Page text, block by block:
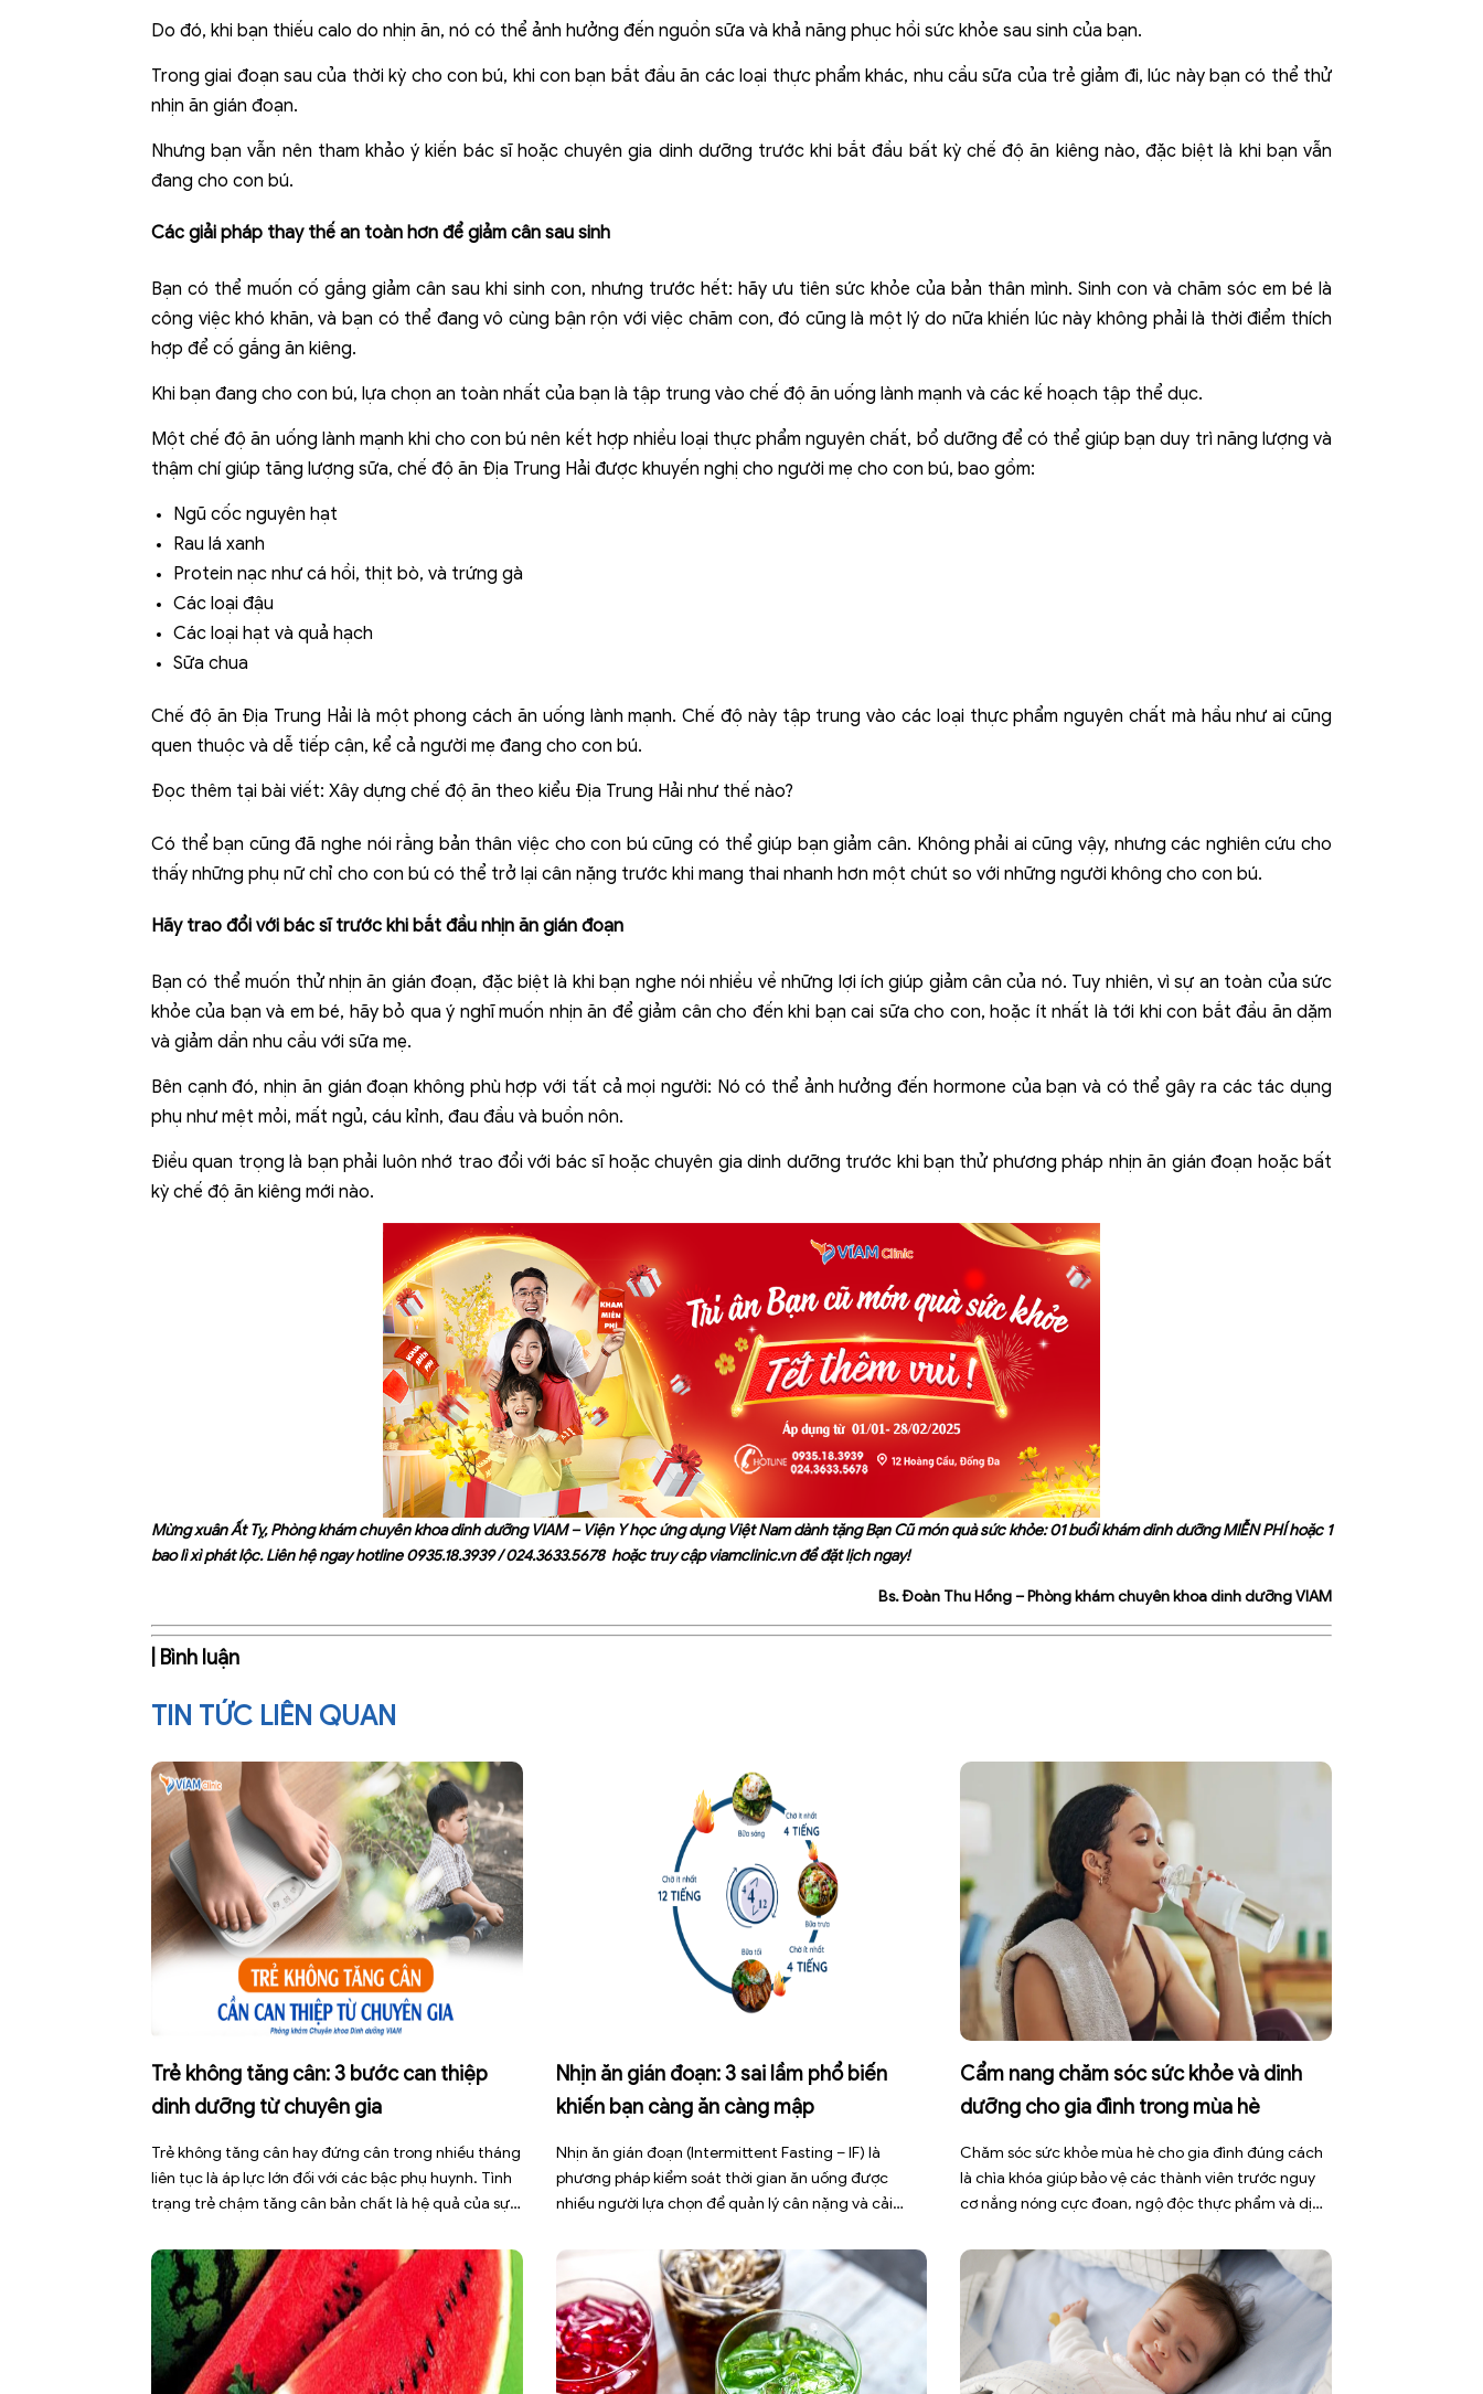
Do đó, khi bạn thiếu calo do nhịn ăn, nó có thể ảnh hưởng đến nguồn sữa và khả năng phục hồi sức khỏe sau sinh của bạn.
Trong giai đoạn sau của thời kỳ cho con bú, khi con bạn bắt đầu ăn các loại thực phẩm khác, nhu cầu sữa của trẻ giảm đi, lúc này bạn có thể thử
nhịn ăn gián đoạn.
Nhưng bạn vẫn nên tham khảo ý kiến ​​bác sĩ hoặc chuyên gia dinh dưỡng trước khi bắt đầu bất kỳ chế độ ăn kiêng nào, đặc biệt là khi bạn vẫn
đang cho con bú.
Các giải pháp thay thế an toàn hơn để giảm cân sau sinh
Bạn có thể muốn cố gắng giảm cân sau khi sinh con, nhưng trước hết: hãy ưu tiên sức khỏe của bản thân mình. Sinh con và chăm sóc em bé là
công việc khó khăn, và bạn có thể đang vô cùng bận rộn với việc chăm con, đó cũng là một lý do nữa khiến lúc này không phải là thời điểm thích
hợp để cố gắng ăn kiêng.
Khi bạn đang cho con bú, lựa chọn an toàn nhất của bạn là tập trung vào chế độ ăn uống lành mạnh và các kế hoạch tập thể dục.
Một chế độ ăn uống lành mạnh khi cho con bú nên kết hợp nhiều loại thực phẩm nguyên chất, bổ dưỡng để có thể giúp bạn duy trì năng lượng và
thậm chí giúp tăng lượng sữa, chế độ ăn Địa Trung Hải được khuyến nghị cho người mẹ cho con bú, bao gồm:
Ngũ cốc nguyên hạt
Rau lá xanh
Protein nạc như cá hồi, thịt bò, và trứng gà
Các loại đậu
Các loại hạt và quả hạch
Sữa chua
Chế độ ăn Địa Trung Hải là một phong cách ăn uống lành mạnh. Chế độ này tập trung vào các loại thực phẩm nguyên chất mà hầu như ai cũng
quen thuộc và dễ tiếp cận, kể cả người mẹ đang cho con bú.
Đọc thêm tại bài viết: Xây dựng chế độ ăn theo kiểu Địa Trung Hải như thế nào?
Có thể bạn cũng đã nghe nói rằng bản thân việc cho con bú cũng có thể giúp bạn giảm cân. Không phải ai cũng vậy, nhưng các nghiên cứu cho
thấy những phụ nữ chỉ cho con bú có thể trở lại cân nặng trước khi mang thai nhanh hơn một chút so với những người không cho con bú.
Hãy trao đổi với bác sĩ trước khi bắt đầu nhịn ăn gián đoạn
Bạn có thể muốn thử nhịn ăn gián đoạn, đặc biệt là khi bạn nghe nói nhiều về những lợi ích giúp giảm cân của nó. Tuy nhiên, vì sự an toàn của sức
khỏe của bạn và em bé, hãy bỏ qua ý nghĩ muốn nhịn ăn để giảm cân cho đến khi bạn cai sữa cho con, hoặc ít nhất là tới khi con bắt đầu ăn dặm
và giảm dần nhu cầu với sữa mẹ.
Bên cạnh đó, nhịn ăn gián đoạn không phù hợp với tất cả mọi người: Nó có thể ảnh hưởng đến hormone của bạn và có thể gây ra các tác dụng
phụ như mệt mỏi, mất ngủ, cáu kỉnh, đau đầu và buồn nôn.
Điều quan trọng là bạn phải luôn nhớ trao đổi với bác sĩ hoặc chuyên gia dinh dưỡng trước khi bạn thử phương pháp nhịn ăn gián đoạn hoặc bất
kỳ chế độ ăn kiêng mới nào.
Mừng xuân Ất Tỵ, Phòng khám chuyên khoa dinh dưỡng VIAM – Viện Y học ứng dụng Việt Nam dành tặng Bạn Cũ món quà sức khỏe: 01 buổi khám dinh dưỡng MIỄN PHÍ hoặc 1
bao lì xì phát lộc. Liên hệ ngay hotline0935.18.3939/024.3633.5678hoặc truy cậpviamclinic.vnđể đặt lịch ngay!
Bs. Đoàn Thu Hồng – Phòng khám chuyên khoa dinh dưỡng VIAM
| Bình luận
TIN TỨC LIÊN QUAN
Trẻ không tăng cân: 3 bước can thiệp
dinh dưỡng từ chuyên gia
Trẻ không tăng cân hay đứng cân trong nhiều tháng
liên tục là áp lực lớn đối với các bậc phụ huynh. Tình
trạng trẻ chậm tăng cân bản chất là hệ quả của sự
lượng tiêu hao. Thay vì tự ý dùng các loại […]
Nhịn ăn gián đoạn: 3 sai lầm phổ biến
khiến bạn càng ăn càng mập
Nhịn ăn gián đoạn (Intermittent Fasting – IF) là
phương pháp kiểm soát thời gian ăn uống được
nhiều người lựa chọn để quản lý cân nặng và cải
cách không những làm giảm hiệu quả giảm cân mà
còn gây kiệt sức, mất cơ […]
Cẩm nang chăm sóc sức khỏe và dinh
dưỡng cho gia đình trong mùa hè
Chăm sóc sức khỏe mùa hè cho gia đình đúng cách
là chìa khóa giúp bảo vệ các thành viên trước nguy
cơ nắng nóng cực đoan, ngộ độc thực phẩm và dịch
đợt nắng nóng kéo dài có thể gây mất nước, kiệt
sức […]